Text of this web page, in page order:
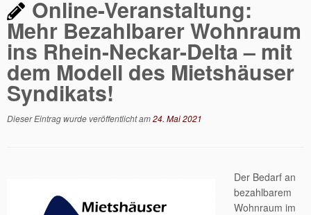
Online-Veranstaltung:
Mehr Bezahlbarer Wohnraum
ins Rhein-Neckar-Delta – mit
dem Modell des Mietshäuser
Syndikats!
Dieser Eintrag wurde veröffentlicht am24. Mai 2021
Der Bedarf an
bezahlbarem
Wohnraum im